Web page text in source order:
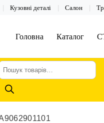
Кузовні деталі Салон
Головна Каталог